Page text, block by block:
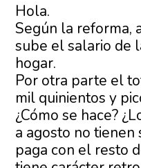
Hola.
Según la reforma,
sube el salario de
hogar.
Por otra parte el
mil quinientos y
¿Cómo se hace?
a agosto no tienen
paga con el resto